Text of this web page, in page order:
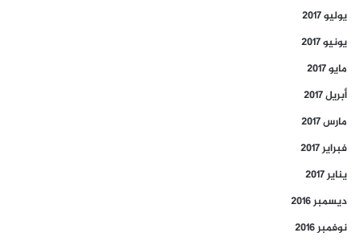
يوليو 2017
يونيو 2017
مايو 2017
أبريل 2017
مارس 2017
فبراير 2017
يناير 2017
ديسمبر 2016
نوفمبر 2016